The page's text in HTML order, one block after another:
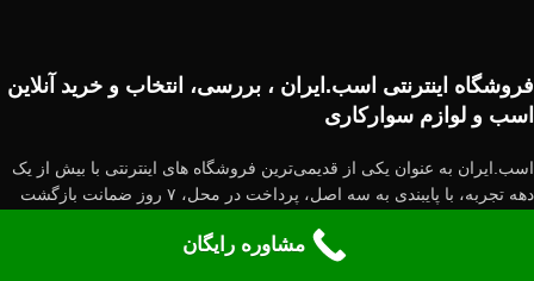
فروشگاه اینترنتی اسب.ایران ، بررسی، انتخاب و خرید آنلاین
اسب و لوازم سوارکاری
اسب.ایران به عنوان یکی از قدیمی‌ترین فروشگاه های اینترنتی با بیش از یک
دهه تجربه، با پایبندی به سه اصل، پرداخت در محل، ۷ روز ضمانت بازگشت
به بزرگ‌ترین فروشگاه اینترنتی در زمینه اسب تبدیل شود. به محض ورود به
مشاوره رایگان